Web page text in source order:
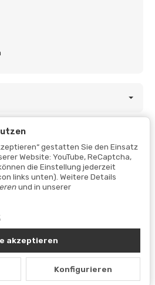
widerrufen
•Impressum
akzeptieren
Konfigurieren
gestatten Sie den Einsatz
Website: YouTube, ReCaptcha,
die Einstellung jederzeit
links unten). Weitere Details
und in unserer